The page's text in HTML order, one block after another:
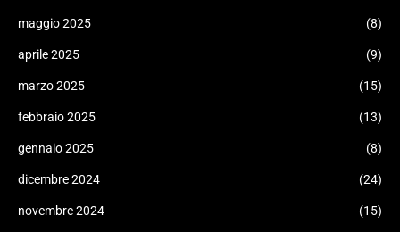
maggio 2025 (8)
aprile 2025 (9)
marzo 2025 (15)
febbraio 2025 (13)
gennaio 2025 (8)
dicembre 2024 (24)
novembre 2024 (15)